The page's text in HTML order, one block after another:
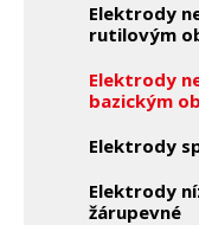
Elektrody
rutilovým
Elektrody
bazickým
Elektrody
Elektrody
žárupevné